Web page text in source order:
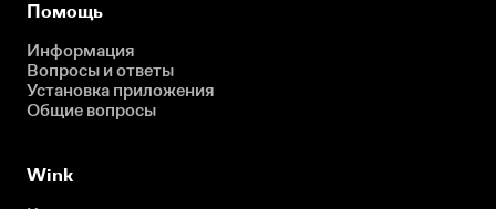
Помощь
Информация
Вопросы и ответы
Установка приложения
Общие вопросы
Wink